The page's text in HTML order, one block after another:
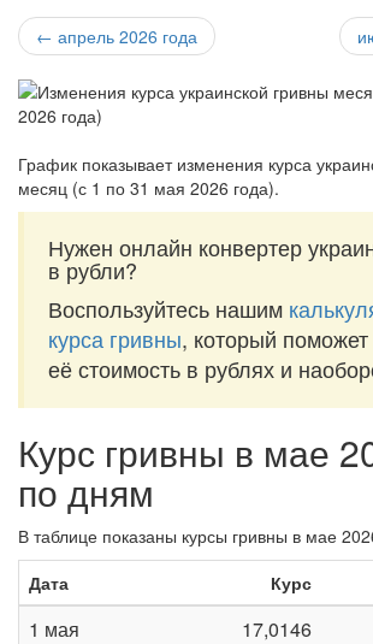
← апрель 2026 года
График показывает изменения курса
месяц (с 1 по 31 мая 2026 года).
Нужен онлайн конвертер
в рубли?
Воспользуйтесь нашим
курса гривны, который поможет
её стоимость в рублях и
Курс гривны в мае
по дням
В таблице показаны курсы гривны в мае
Дата
Курс
1 мая 17,0146